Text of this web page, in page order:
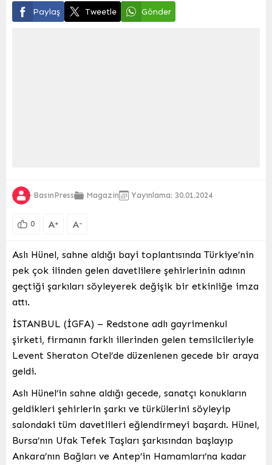
Paylaş Tweetle Gönder
BasınPress Magazin Yayınlama: 30.01.2024
0 A+ A-
Aslı Hünel, sahne aldığı bayi toplantısında Türkiye’nin
pek çok ilinden gelen davetlilere şehirlerinin adının
geçtiği şarkıları söyleyerek değişik bir etkinliğe imza
attı.
İSTANBUL (İGFA) – Redstone adlı gayrimenkul
şirketi, firmanın farklı illerinden gelen temsilcileriyle
Levent Sheraton Otel’de düzenlenen gecede bir araya
geldi.
Aslı Hünel’in sahne aldığı gecede, sanatçı konukların
geldikleri şehirlerin şarkı ve türkülerini söyleyip
salondaki tüm davetlileri eğlendirmeyi başardı. Hünel,
Bursa’nın Ufak Tefek Taşları şarkısından başlayıp
Ankara’nın Bağları ve Antep’in Hamamları’na kadar